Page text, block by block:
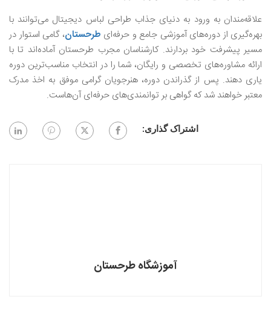
علاقه‌مندان به ورود به دنیای جذاب طراحی لباس دیجیتال می‌توانند با
بهره‌گیری از دوره‌های آموزشی جامع و حرفه‌ای طرحستان، گامی استوار در
مسیر پیشرفت خود بردارند. کارشناسان مجرب طرحستان آماده‌اند تا با
ارائه مشاوره‌های تخصصی و رایگان، شما را در انتخاب مناسب‌ترین دوره
یاری دهند. پس از گذراندن دوره، هنرجویان گرامی موفق به اخذ مدرک
معتبر خواهند شد که گواهی بر توانمندی‌های حرفه‌ای آن‌هاست.
اشتراک گذاری:
آموزشگاه طرحستان